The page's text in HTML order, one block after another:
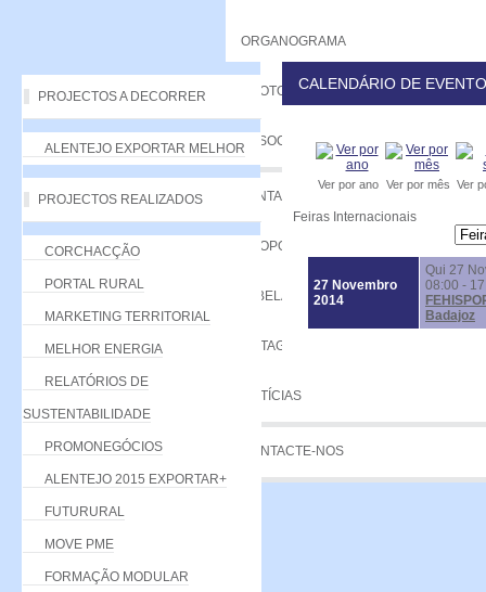
ORGANOGRAMA
PROTOCOLOS
ASSOCIADOS
VANTAGENS
PROPOSTA
TABELA DE QUOTAS
LISTAGEM
NOTÍCIAS
CONTACTE-NOS
PROJECTOS A DECORRER
ALENTEJO EXPORTAR MELHOR
PROJECTOS REALIZADOS
CORCHACÇÃO
PORTAL RURAL
MARKETING TERRITORIAL
MELHOR ENERGIA
RELATÓRIOS DE
SUSTENTABILIDADE
PROMONEGÓCIOS
ALENTEJO 2015 EXPORTAR+
FUTURURAL
MOVE PME
FORMAÇÃO MODULAR
CALENDÁRIO DE
Ver por ano Ver por mês Ver
Feiras Internacionais
27 Novembro
2014
Qui 27
08:00 -
Badajoz